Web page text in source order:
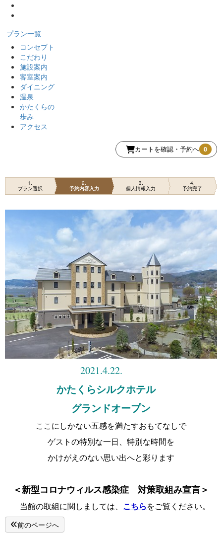
プラン一覧
コンセプト
こだわり
施設案内
客室案内
ダイニング
温泉
かたくらの
歩み
アクセス
カートを確認・予約へ 0
1
プラン選択
2
予約内容入力
3
個人情報入力
4
予約完了
2021.4.22.
かたくらシルクホテル
グランドオープン
ここにしかない五感を満たすおもてなしで
ゲストの特別な一日、特別な時間を
かけがえのない思い出へと彩ります
＜新型コロナウィルス感染症 対策取組み宣言＞
当館の取組に関しましては、 こちらをご覧ください。
前のページへ